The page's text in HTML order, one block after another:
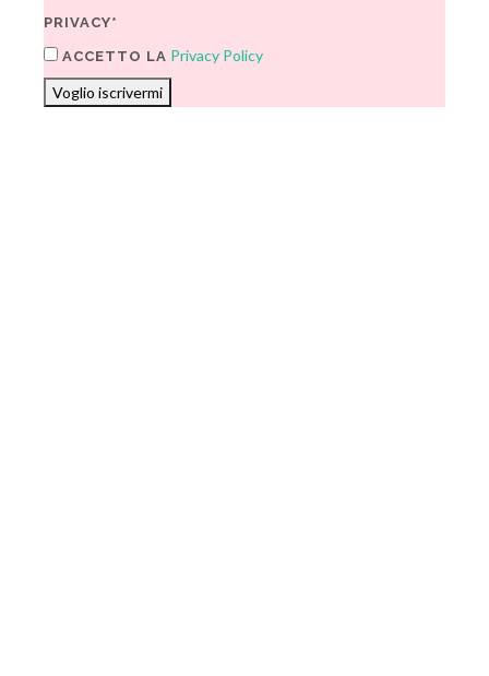
PRIVACY*
ACCETTO LA Privacy Policy
Voglio iscrivermi